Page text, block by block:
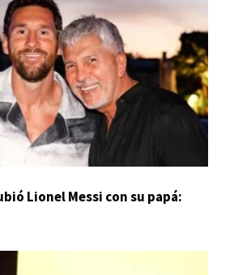
Lionel Messi con su papá: